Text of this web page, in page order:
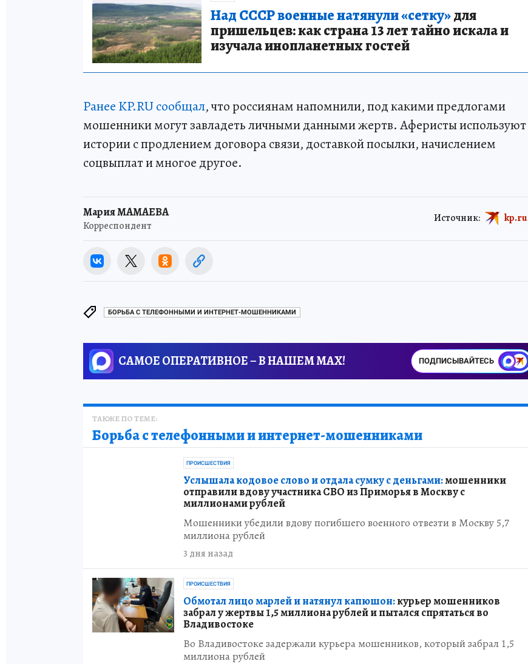
Над СССР военные натянули «сетку»для
пришельцев: как страна 13 лет тайно искала и
изучала инопланетных гостей
Ранее KP.RU сообщал, что россиянам напомнили, под какими предлогами
мошенники могут завладеть личными данными жертв. Аферисты используют
истории с продлением договора связи, доставкой посылки, начислением
соцвыплат и многое другое.
Мария МАМАЕВА
Корреспондент
Источник: kp.ru
БОРЬБА С ТЕЛЕФОННЫМИ И ИНТЕРНЕТ-МОШЕННИКАМИ
САМОЕ ОПЕРАТИВНОЕ – В НАШЕМ MAX! ПОДПИСЫВАЙТЕСЬ
ТАКЖЕ ПО ТЕМЕ:
Борьба с телефонными и интернет-мошенниками
ПРОИСШЕСТВИЯ
Услышала кодовое слово и отдала сумку с деньгами:мошенники
отправили вдову участника СВО из Приморья в Москву с
миллионами рублей
Мошенники убедили вдову погибшего военного отвезти в Москву 5,7
миллиона рублей
3 дня назад
ПРОИСШЕСТВИЯ
Обмотал лицо марлей и натянул капюшон:курьер мошенников
забрал у жертвы 1,5 миллиона рублей и пытался спрятаться во
Владивостоке
Во Владивостоке задержали курьера мошенников, который забрал 1,5
миллиона рублей